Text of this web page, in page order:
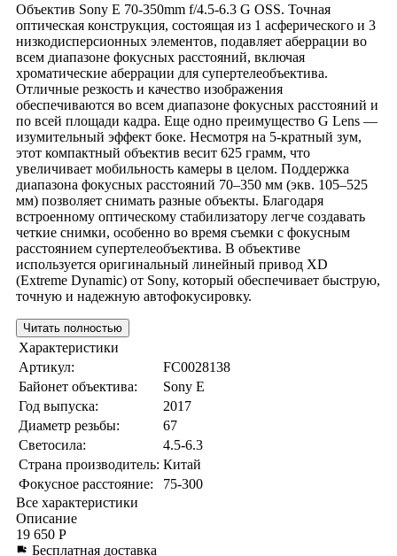
Объектив Sony E 70-350mm f/4.5-6.3 G OSS. Точная
оптическая конструкция, состоящая из 1 асферического и 3
низкодисперсионных элементов, подавляет аберрации во
всем диапазоне фокусных расстояний, включая
хроматические аберрации для супертелеобъектива.
Отличные резкость и качество изображения
обеспечиваются во всем диапазоне фокусных расстояний и
по всей площади кадра. Еще одно преимущество G Lens —
изумительный эффект боке. Несмотря на 5-кратный зум,
этот компактный объектив весит 625 грамм, что
увеличивает мобильность камеры в целом. Поддержка
диапазона фокусных расстояний 70–350 мм (экв. 105–525
мм) позволяет снимать разные объекты. Благодаря
встроенному оптическому стабилизатору легче создавать
четкие снимки, особенно во время съемки с фокусным
расстоянием супертелеобъектива. В объективе
используется оригинальный линейный привод XD
(Extreme Dynamic) от Sony, который обеспечивает быструю,
точную и надежную автофокусировку.
Читать полностью
Характеристики
Артикул:
FC0028138
Байонет объектива:
Sony E
Год выпуска:
2017
Диаметр резьбы:
67
Светосила:
4.5-6.3
Страна производитель: Китай
Фокусное расстояние:
75-300
Все характеристики
Описание
19 650 Р
Бесплатная доставка